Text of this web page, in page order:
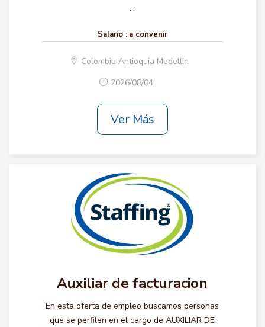
...
Salario : a convenir
Colombia Antioquia Medellin
2026/08/04
Ver Más
Auxiliar de facturacion
En esta oferta de empleo buscamos personas
que se perfilen en el cargo de AUXILIAR DE